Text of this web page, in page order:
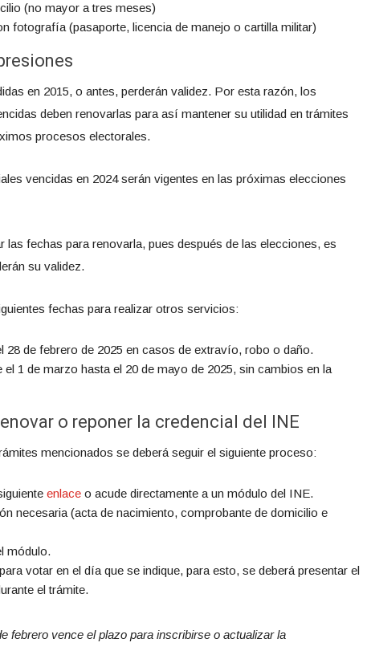
(no mayor a tres meses)
fotografía (pasaporte, licencia de manejo o cartilla militar)
en 2015, o antes, perderán validez. Por esta razón, los
deben renovarlas para así mantener su utilidad en trámites
procesos electorales.
vencidas en 2024 serán vigentes en las próximas elecciones
las fechas para renovarla, pues después de las elecciones, es
su validez.
fechas para realizar otros servicios:
28 de febrero de 2025 en casos de extravío, robo o daño.
el 1 de marzo hasta el 20 de mayo de 2025, sin cambios en la
o reponer la credencial del INE
mencionados se deberá seguir el siguiente proceso:
enlace o acude directamente a un módulo del INE.
necesaria (acta de nacimiento, comprobante de domicilio e
módulo.
votar en el día que se indique, para esto, se deberá presentar el
el trámite.
febrero vence el plazo para inscribirse o actualizar la